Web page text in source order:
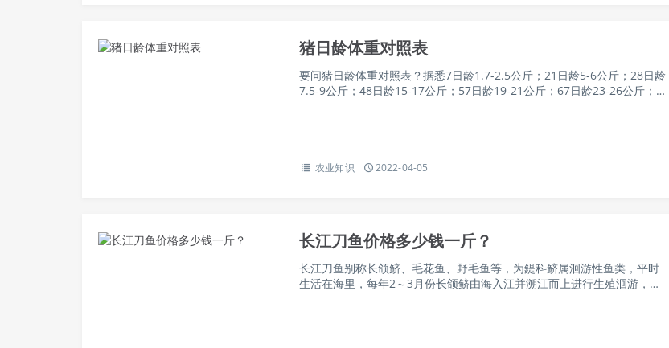
猪日龄体重对照表
要问猪日龄体重对照表？据悉7日龄1.7-2.5公斤；21日龄5-6公斤；28日龄
7.5-9公斤；48日龄15-17公斤；57日龄19-21公斤；67日龄23-26公斤；81
农业知识 2022-04-05
长江刀鱼价格多少钱一斤？
长江刀鱼别称长颌鲚、毛花鱼、野毛鱼等，为鍉科鲚属洄游性鱼类，平时
生活在海里，每年2～3月份长颌鲚由海入江并溯江而上进行生殖洄游，产